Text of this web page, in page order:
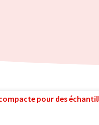
pour des